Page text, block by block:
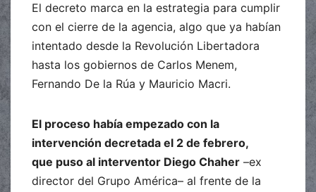
El decreto marca en la estrategia para cumplir
con el cierre de la agencia, algo que ya habían
intentado desde la Revolución Libertadora
hasta los gobiernos de Carlos Menem,
Fernando De la Rúa y Mauricio Macri.
El proceso había empezado con la
intervención decretada el 2 de febrero,
que puso al interventor Diego Chaher –ex
director del Grupo América– al frente de la